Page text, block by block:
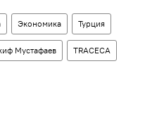
Экономика Турция
Мустафаев TRACEСA